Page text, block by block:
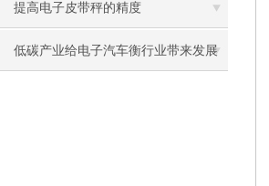
提高电子皮带秤的精度
低碳产业给电子汽车衡行业带来发展